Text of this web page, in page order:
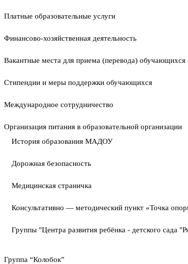
Платные образовательные услуги
Финансово-хозяйственная деятельность
Вакантные места для приема (перевода) обучающихся
Стипендии и меры поддержки обучающихся
Международное сотрудничество
Организация питания в образовательной организации
История образования МАДОУ
Дорожная безопасность
Медицинская страничка
Консультативно — методический пункт «Точка
Группы "Центра развития ребёнка - детского сада
Группа “Колобок”